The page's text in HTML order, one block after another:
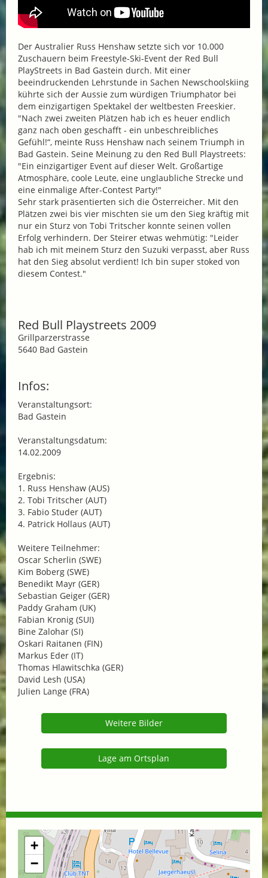
Der Australier Russ Henshaw setzte sich vor 10.000
Zuschauern beim Freestyle-Ski-Event der Red Bull
PlayStreets in Bad Gastein durch. Mit einer
beeindruckenden Lehrstunde in Sachen Newschoolskiing
kührte sich der Aussie zum würdigen Triumphator bei
dem einzigartigen Spektakel der weltbesten Freeskier.
"Nach zwei zweiten Plätzen hab ich es heuer endlich
ganz nach oben geschafft - ein unbeschreibliches
Gefühl!“, meinte Russ Henshaw nach seinem Triumph in
Bad Gastein. Seine Meinung zu den Red Bull Playstreets:
"Ein einzigartiger Event auf dieser Welt. Großartige
Atmosphäre, coole Leute, eine unglaubliche Strecke und
eine einmalige After-Contest Party!"
Sehr stark präsentierten sich die Österreicher. Mit den
Plätzen zwei bis vier mischten sie um den Sieg kräftig mit
nur ein Sturz von Tobi Tritscher konnte seinen vollen
Erfolg verhindern. Der Steirer etwas wehmütig: "Leider
hab ich mit meinem Sturz den Suzuki verpasst, aber Russ
hat den Sieg absolut verdient! Ich bin super stoked von
diesem Contest."
Red Bull Playstreets 2009
Grillparzerstrasse
5640 Bad Gastein
Infos:
Veranstaltungsort:
Bad Gastein
Veranstaltungsdatum:
14.02.2009
Ergebnis:
1. Russ Henshaw (AUS)
2. Tobi Tritscher (AUT)
3. Fabio Studer (AUT)
4. Patrick Hollaus (AUT)
Weitere Teilnehmer:
Oscar Scherlin (SWE)
Kim Boberg (SWE)
Benedikt Mayr (GER)
Sebastian Geiger (GER)
Paddy Graham (UK)
Fabian Kronig (SUI)
Bine Zalohar (SI)
Oskari Raitanen (FIN)
Markus Eder (IT)
Thomas Hlawitschka (GER)
David Lesh (USA)
Julien Lange (FRA)
Weitere Bilder
Lage am Ortsplan
+
−